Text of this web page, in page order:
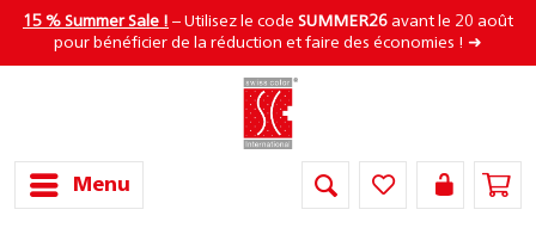
15 % Summer Sale ! – Utilisez le code SUMMER26 avant le 20 août
pour bénéficier de la réduction et faire des économies ! ➜
Menu